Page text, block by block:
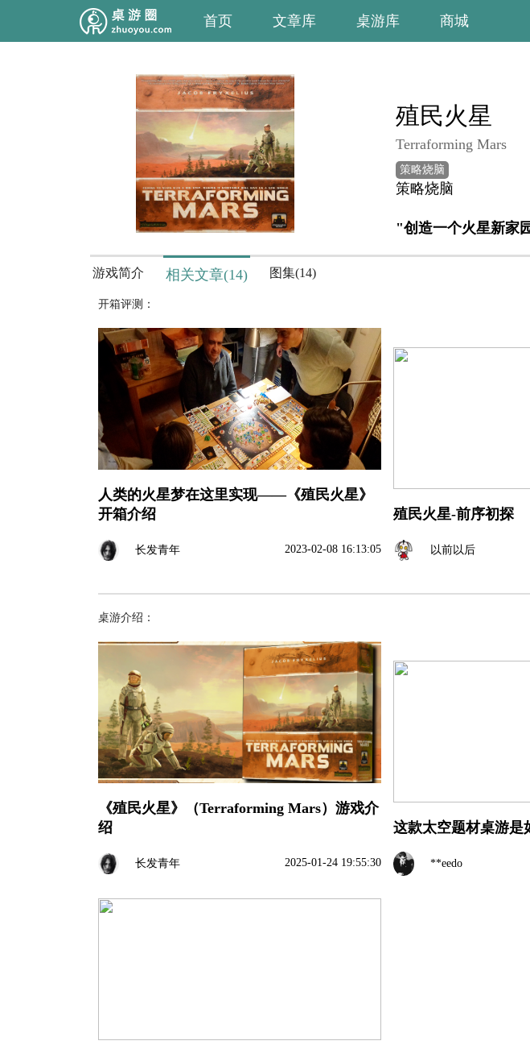
首页 文章库 桌游库 商城
殖民火星
Terraforming Mars
策略烧脑
策略烧脑
"创造一个火星新家
游戏简介 相关文章(14) 图集(14)
开箱评测：
人类的火星梦在这里实现——《殖民火星》
开箱介绍
长发青年 2023-02-08 16:13:05
殖民火星-前序初探
以前以后
桌游介绍：
《殖民火星》（Terraforming Mars）游戏介
绍
长发青年 2025-01-24 19:55:30
这款太空题材桌游是
**eedo